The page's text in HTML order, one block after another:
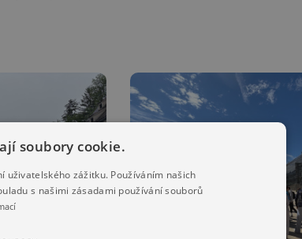
soubory cookie.
uživatelského zážitku. Používáním našich
s našimi zásadami používání souborů